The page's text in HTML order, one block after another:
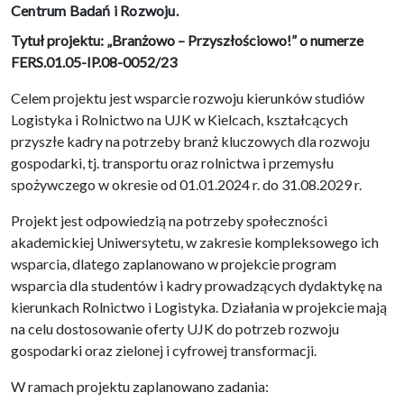
Centrum Badań i Rozwoju.
Tytuł projektu: „Branżowo – Przyszłościowo!” o numerze
FERS.01.05-IP.08-0052/23
Celem projektu jest wsparcie rozwoju kierunków studiów
Logistyka i Rolnictwo na UJK w Kielcach, kształcących
przyszłe kadry na potrzeby branż kluczowych dla rozwoju
gospodarki, tj. transportu oraz rolnictwa i przemysłu
spożywczego w okresie od 01.01.2024 r. do 31.08.2029 r.
Projekt jest odpowiedzią na potrzeby społeczności
akademickiej Uniwersytetu, w zakresie kompleksowego ich
wsparcia, dlatego zaplanowano w projekcie program
wsparcia dla studentów i kadry prowadzących dydaktykę na
kierunkach Rolnictwo i Logistyka. Działania w projekcie mają
na celu dostosowanie oferty UJK do potrzeb rozwoju
gospodarki oraz zielonej i cyfrowej transformacji.
W ramach projektu zaplanowano zadania: